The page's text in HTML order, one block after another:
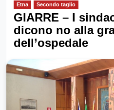
Etna Secondo taglio
GIARRE – I
dicono no alla
dell’ospedale